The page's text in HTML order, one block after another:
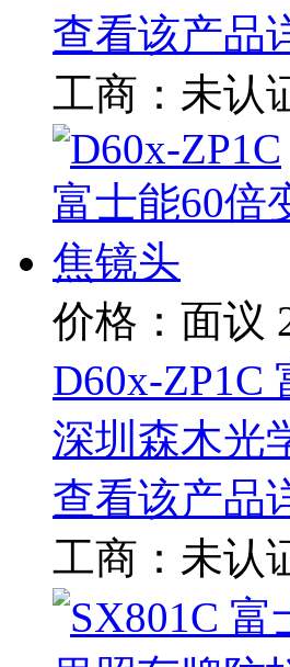
查看该产品
工商： 未认
价格：面议
D60x-ZP1C
深圳森木光
查看该产品
工商： 未认